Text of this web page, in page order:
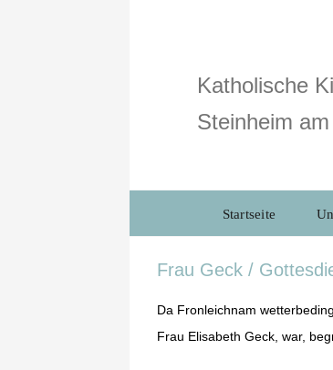
Katholische
Steinheim
Startseite
Frau Geck /
Da Fronleichnam
Frau Elisabeth Geck, war,